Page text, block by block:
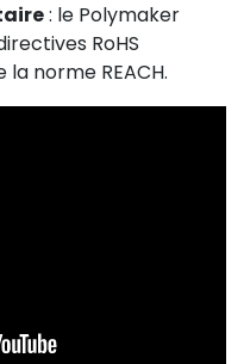
: le Polymaker
RoHS
la norme REACH.